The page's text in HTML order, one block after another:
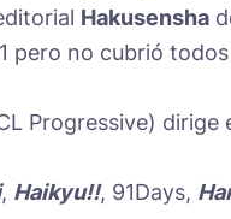
Hakusensha
pero no cubrió
Progressive)
, Haikyu!!, 91Days,